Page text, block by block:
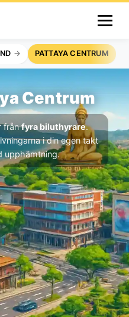
PATTAYA CENTRUM
Centrum
frånfyra biluthyrare.
i din egen takt
upphämtning.